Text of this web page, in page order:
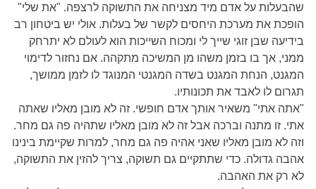
שהבעלות על אדם מיד מצניחה את התשוקה לרצפה. "את שלי"
הופכת את מערכת היחסים לקשר של בעלות. אולי יש ביטחון רב
בידיעה שבן זוגי שייך לי ומכוח השייכות הוא לעולם לא יתרחק
ממני, אך בו בזמן משהו מן המשיכה מתקהה. אם נחזור לדימוי
המגנט, הנחת המגנט בשדה המגנטי המנוגד לו לזמן ממושך,
תגרום לו לאבד את תכונותיו.
"אתה אתי" משאיר אותך אדם חופשי. זה לא מובן מאליו שאתה
אתי. זו מתנה וברכה אבל זה לא מובן מאליו שתהיה פה גם מחר.
וזה לא מובן מאליו שאני אהיה פה גם מחר, למרות שקיימת בינינו
אהבה גדולה. כדי שתתקיים גם תשוקה, צריך להזין את התשוקה,
לא רק את האהבה.